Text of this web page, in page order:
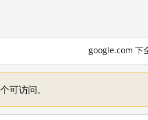
google.com 下
可访问。